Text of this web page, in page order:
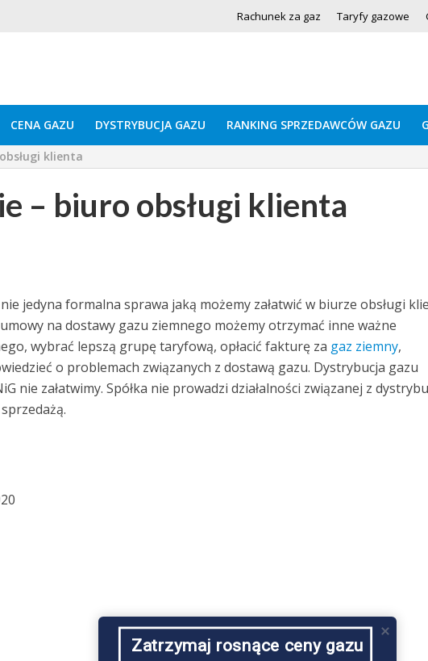
Rachunek za gaz Taryfy gazowe
CENA GAZU DYSTRYBUCJA GAZU RANKING SPRZEDAWCÓW GAZU
klienta
– biuro obsługi klienta
jedyna formalna sprawa jaką możemy załatwić w biurze obsługi
na dostawy gazu ziemnego możemy otrzymać inne ważne
wybrać lepszą grupę taryfową, opłacić fakturę za gaz ziemny,
o problemach związanych z dostawą gazu. Dystrybucja gazu
nie załatwimy. Spółka nie prowadzi działalności związanej z
Zatrzymaj rosnące ceny gazu